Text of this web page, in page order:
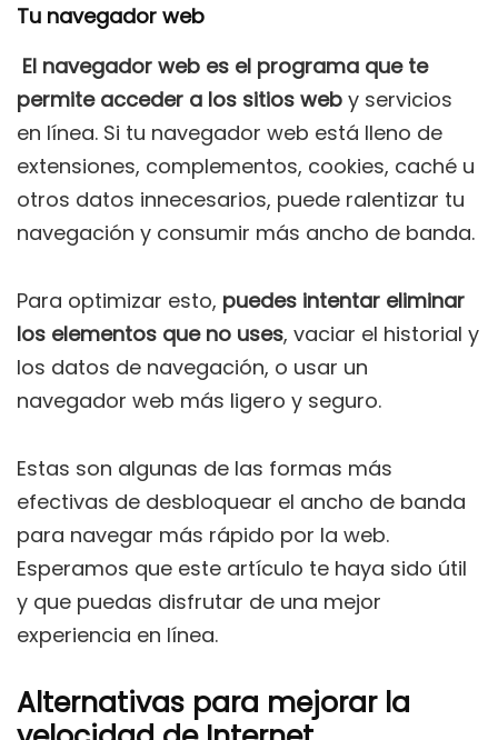
Tu navegador web
El navegador web es el programa que te
permite acceder a los sitios web y servicios
en línea. Si tu navegador web está lleno de
extensiones, complementos, cookies, caché u
otros datos innecesarios, puede ralentizar tu
navegación y consumir más ancho de banda.
Para optimizar esto, puedes intentar eliminar
los elementos que no uses, vaciar el historial y
los datos de navegación, o usar un
navegador web más ligero y seguro.
Estas son algunas de las formas más
efectivas de desbloquear el ancho de banda
para navegar más rápido por la web.
Esperamos que este artículo te haya sido útil
y que puedas disfrutar de una mejor
experiencia en línea.
Alternativas para mejorar la